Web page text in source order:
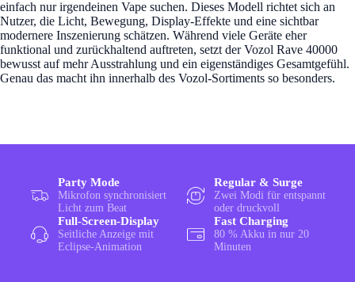
einfach nur irgendeinen Vape suchen. Dieses Modell richtet sich an
Nutzer, die Licht, Bewegung, Display-Effekte und eine sichtbar
modernere Inszenierung schätzen. Während viele Geräte eher
funktional und zurückhaltend auftreten, setzt der Vozol Rave 40000
bewusst auf mehr Ausstrahlung und ein eigenständiges Gesamtgefühl.
Genau das macht ihn innerhalb des Vozol-Sortiments so besonders.
Party Mode
Mikrofon synchronisiert
Licht zum Beat
Regular & Surge
Zwei Modi für entspannt
oder druckvoll
Full-Screen-Display
Seitliche Anzeige mit
Eclipse-Animation
Fast Charging
80 % Akku in nur 20
Minuten